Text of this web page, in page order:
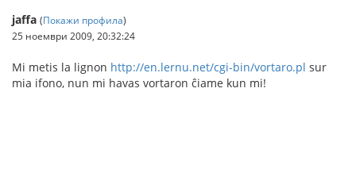
jaffa (Покажи профила)
25 ноември 2009, 20:32:24
Mi metis la lignon http://en.lernu.net/cgi-bin/vortaro.pl sur
mia ifono, nun mi havas vortaron ĉiame kun mi!